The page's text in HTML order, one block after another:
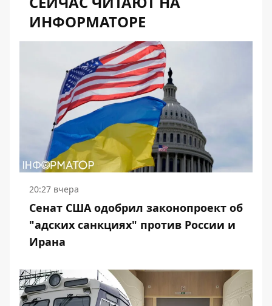
ИНФОРМАТОРЕ
20:27 вчера
Сенат США одобрил законопроект об
"адских санкциях" против России и
Ирана